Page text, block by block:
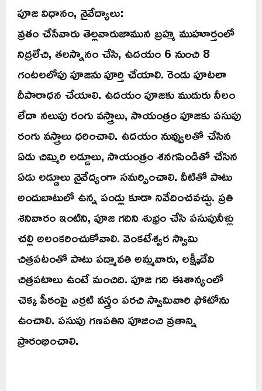
పూజ విధానం, నైవేద్యాలు:
వ్రతం చేసేవారు తెల్లవారుజామున బ్రహ్మ ముహూర్తంలో
నిద్రలేచి, తలస్నానం చేసి, ఉదయం 6 నుంచి 8
గంటలలోపు పూజను పూర్తి చేయాలి. రెండు పూటలా
దీపారాధన చేయాలి. ఉదయం పూజకు ముదురు నీలం
లేదా నలుపు రంగు వస్త్రాలు, సాయంత్రం పూజకు పసుపు
రంగు వస్త్రాలు ధరించాలి. ఉదయం నువ్వులతో చేసిన
ఏడు చిమ్మిరి లడ్డూలు, సాయంత్రం శనగపిండితో చేసిన
ఏడు లడ్డూలు నైవేద్యంగా సమర్పించాలి. వీటితో పాటు
అందుబాటులో ఉన్న పండ్లు కూడా నివేదించవచ్చు. ప్రతి
శనివారం ఇంటిని, పూజ గదిని శుభ్రం చేసి పసుపునీళ్లు
చల్లి అలంకరించుకోవాలి. వెంకటేశ్వర స్వామి
చిత్రపటంతో పాటు పద్మావతి అమ్మవారు, లక్ష్మీదేవి
చిత్రపటాలు ఉంటే మంచిది. పూజ గది ఈశాన్యంలో
చెక్క పీఠంపై ఎర్రటి వస్త్రం పరచి స్వామివారి ఫోటోను
ఉంచాలి. పసుపు గణపతిని పూజించి వ్రతాన్ని
ప్రారంభించాలి.